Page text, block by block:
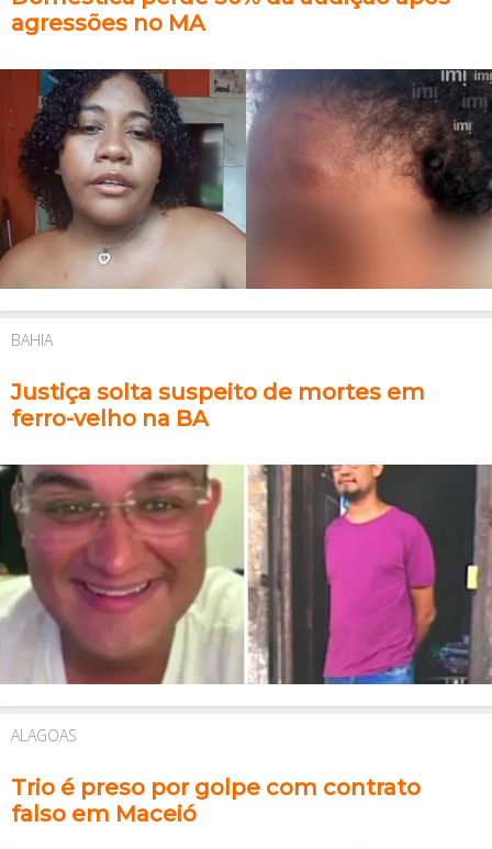
agressões no MA
BAHIA
Justiça solta suspeito de mortes em
ferro-velho na BA
ALAGOAS
Trio é preso por golpe com contrato
falso em Maceió